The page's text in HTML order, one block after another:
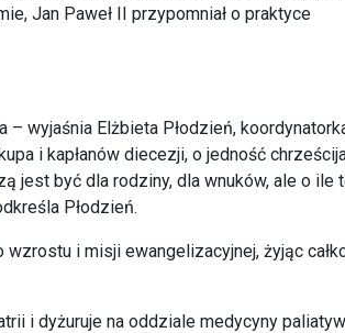
Jan Paweł II przypomniał o praktyce
wyjaśnia Elżbieta Płodzień,
i kapłanów diecezji, o jedność
jest być dla rodziny, dla wnuków, ale o ile
Płodzień.
i misji ewangelizacyjnej, żyjąc
i dyżuruje na oddziale medycyny